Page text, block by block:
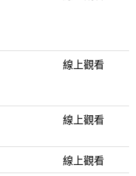
線上觀看
線上觀看
線上觀看